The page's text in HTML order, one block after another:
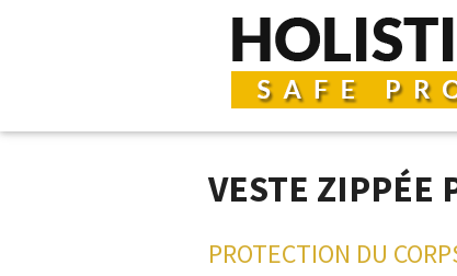
VESTE ZIPPÉE
PROTECTION DU